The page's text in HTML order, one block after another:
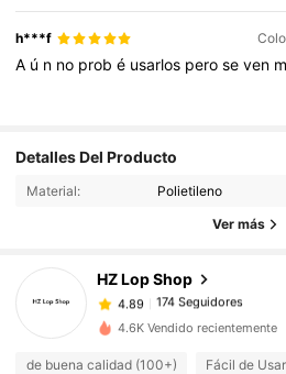
h***f
A ú n no probé usarlos peroseven
Detalles Del Producto
Material: Polietileno
Ver más
HZ Lop Shop
4.89 174 Seguidores
174 Seguidores
174 Seguidores
4.89
174 Seguidores
f***4seguidoHace 1 día
4.89
174 Seguidores
4.89 174 Seguidores
4.6K Vendido recientemente
de buena calidad (100+) Fácil de